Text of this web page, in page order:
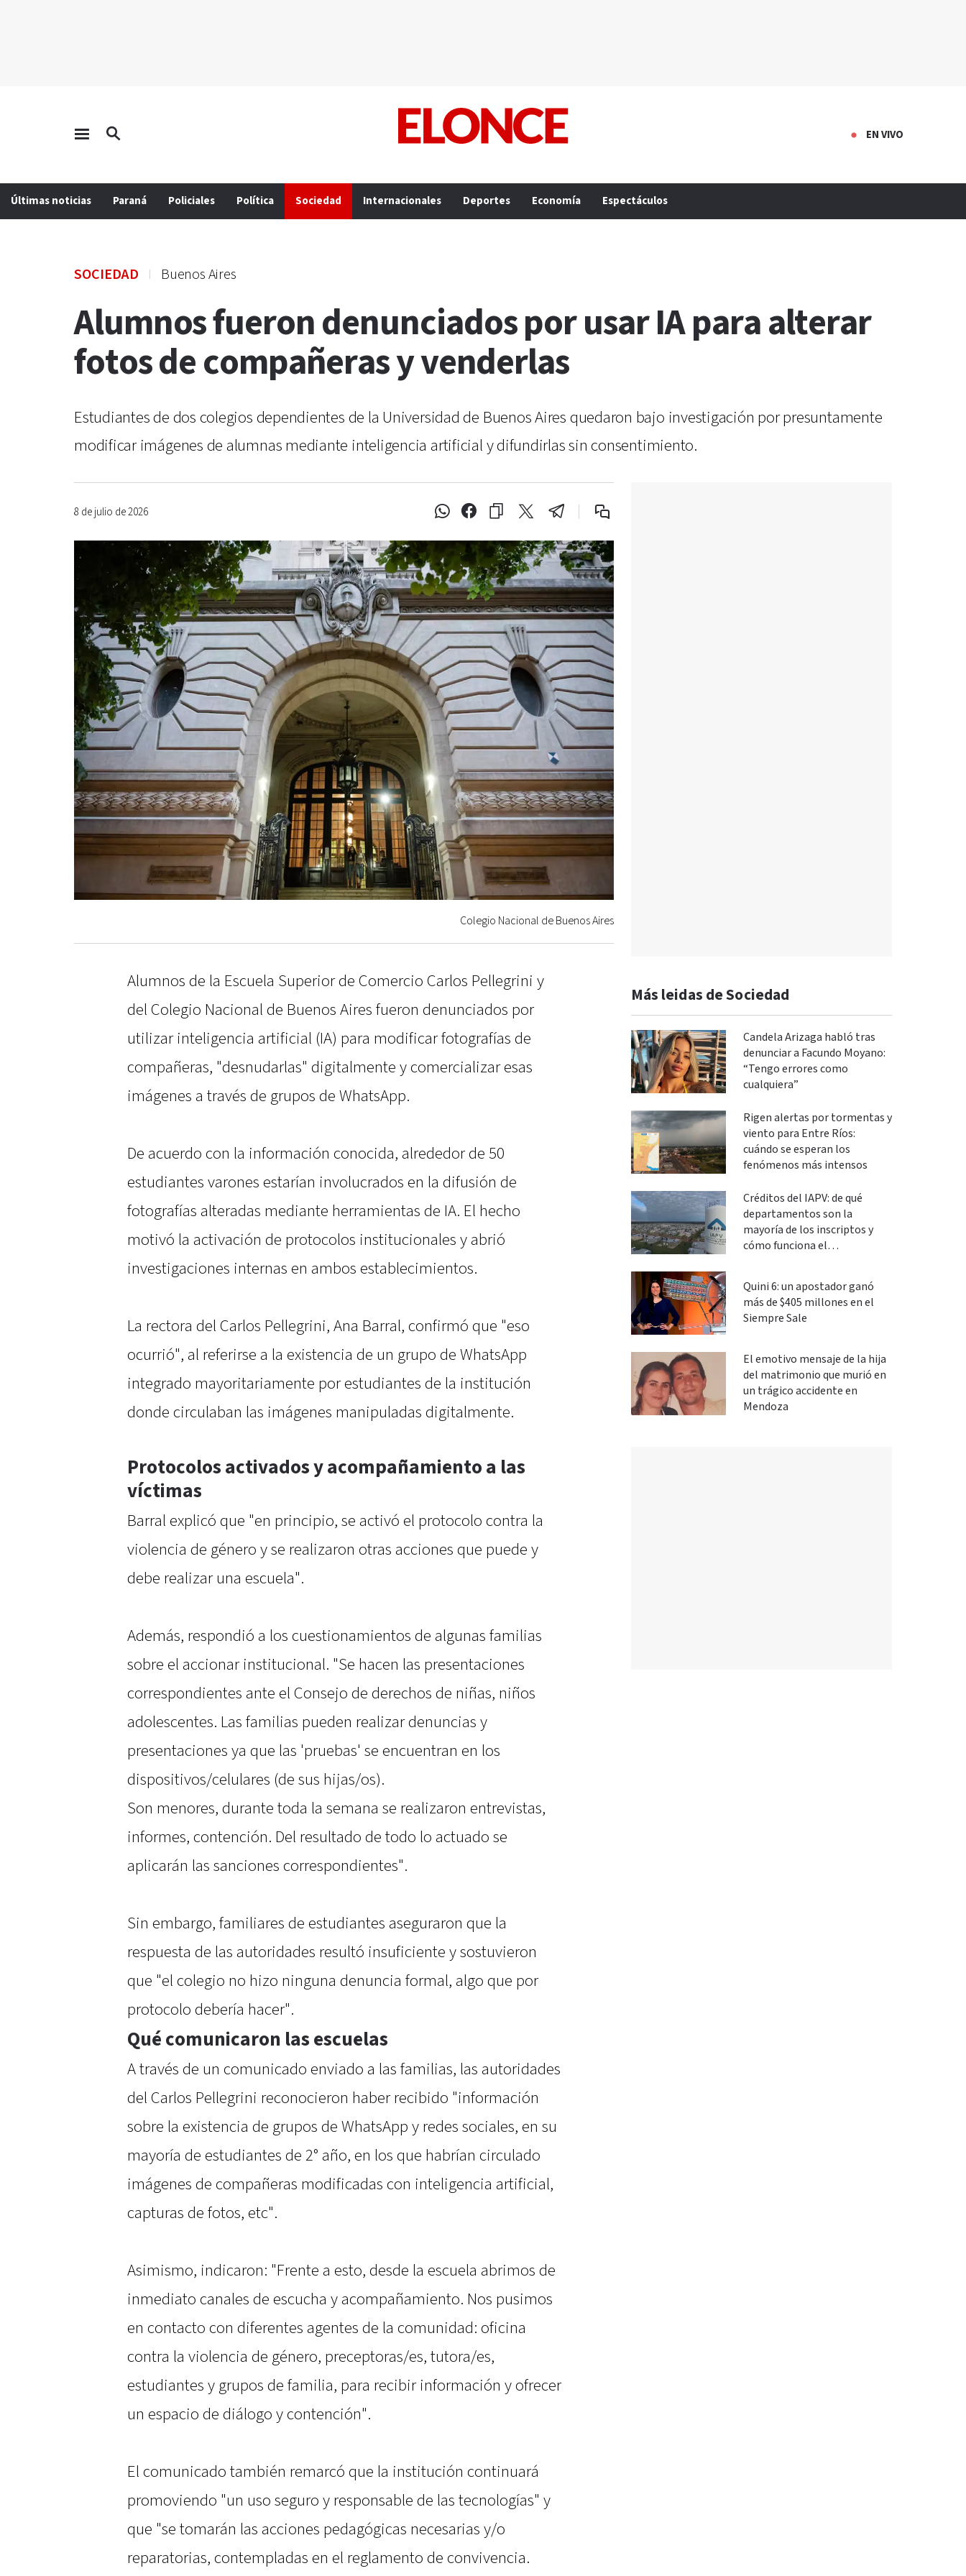
EN VIVO
Últimas noticias Paraná Policiales Política Sociedad Internacionales Deportes Economía Espectáculos
SOCIEDAD Buenos Aires
Alumnos fueron denunciados por usar IA para alterar
fotos de compañeras y venderlas
Estudiantes de dos colegios dependientes de la Universidad de Buenos Aires quedaron bajo investigación por presuntamente
modificar imágenes de alumnas mediante inteligencia artificial y difundirlas sin consentimiento.
8 de julio de 2026
Colegio Nacional de Buenos Aires
Alumnos de la Escuela Superior de Comercio Carlos Pellegrini y
del Colegio Nacional de Buenos Aires fueron denunciados por
utilizar inteligencia artificial (IA) para modificar fotografías de
compañeras, "desnudarlas" digitalmente y comercializar esas
imágenes a través de grupos de WhatsApp.
De acuerdo con la información conocida, alrededor de 50
estudiantes varones estarían involucrados en la difusión de
fotografías alteradas mediante herramientas de IA. El hecho
motivó la activación de protocolos institucionales y abrió
investigaciones internas en ambos establecimientos.
La rectora del Carlos Pellegrini, Ana Barral, confirmó que "eso
ocurrió", al referirse a la existencia de un grupo de WhatsApp
integrado mayoritariamente por estudiantes de la institución
donde circulaban las imágenes manipuladas digitalmente.
Protocolos activados y acompañamiento a las
víctimas
Barral explicó que "en principio, se activó el protocolo contra la
violencia de género y se realizaron otras acciones que puede y
debe realizar una escuela".
Además, respondió a los cuestionamientos de algunas familias
sobre el accionar institucional. "Se hacen las presentaciones
correspondientes ante el Consejo de derechos de niñas, niños
adolescentes. Las familias pueden realizar denuncias y
presentaciones ya que las 'pruebas' se encuentran en los
dispositivos/celulares (de sus hijas/os).
Son menores, durante toda la semana se realizaron entrevistas,
informes, contención. Del resultado de todo lo actuado se
aplicarán las sanciones correspondientes".
Sin embargo, familiares de estudiantes aseguraron que la
respuesta de las autoridades resultó insuficiente y sostuvieron
que "el colegio no hizo ninguna denuncia formal, algo que por
protocolo debería hacer".
Qué comunicaron las escuelas
A través de un comunicado enviado a las familias, las autoridades
del Carlos Pellegrini reconocieron haber recibido "información
sobre la existencia de grupos de WhatsApp y redes sociales, en su
mayoría de estudiantes de 2° año, en los que habrían circulado
imágenes de compañeras modificadas con inteligencia artificial,
capturas de fotos, etc".
Asimismo, indicaron: "Frente a esto, desde la escuela abrimos de
inmediato canales de escucha y acompañamiento. Nos pusimos
en contacto con diferentes agentes de la comunidad: oficina
contra la violencia de género, preceptoras/es, tutora/es,
estudiantes y grupos de familia, para recibir información y ofrecer
un espacio de diálogo y contención".
El comunicado también remarcó que la institución continuará
promoviendo "un uso seguro y responsable de las tecnologías" y
que "se tomarán las acciones pedagógicas necesarias y/o
reparatorias, contempladas en el reglamento de convivencia.
Más leidas de Sociedad
Candela Arizaga habló tras
denunciar a Facundo Moyano:
“Tengo errores como
cualquiera”
Rigen alertas por tormentas y
viento para Entre Ríos:
cuándo se esperan los
fenómenos más intensos
Créditos del IAPV: de qué
departamentos son la
mayoría de los inscriptos y
cómo funciona el
Quini 6: un apostador ganó
más de $405 millones en el
Siempre Sale
El emotivo mensaje de la hija
del matrimonio que murió en
un trágico accidente en
Mendoza